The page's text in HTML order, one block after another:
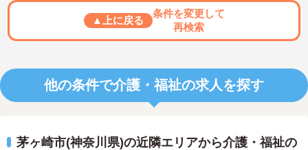
▲上に戻る
条件を変更して
再検索
他の条件で介護・福祉の求人を探す
茅ヶ崎市(神奈川県)の近隣エリアから介護・福祉の